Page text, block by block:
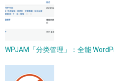
WPJAM「分类管理」：全能